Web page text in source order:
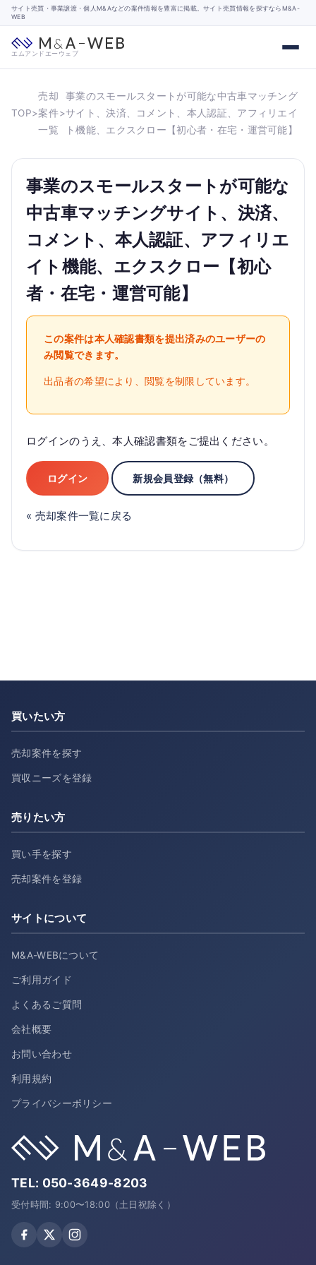
サイト売買・事業譲渡・個人M&Aなどの案件情報を豊富に掲載。サイト売買情報を探すならM&A-
WEB
エムアンドエーウェブ
TOP>
売却
案件
一覧
>
事業のスモールスタートが可能な中古車マッチング
サイト、決済、コメント、本人認証、アフィリエイ
ト機能、エクスクロー【初心者・在宅・運営可能】
事業のスモールスタートが可能な
中古車マッチングサイト、決済、
コメント、本人認証、アフィリエ
イト機能、エクスクロー【初心
者・在宅・運営可能】
この案件は本人確認書類を提出済みのユーザーの
み閲覧できます。
出品者の希望により、閲覧を制限しています。
ログインのうえ、本人確認書類をご提出ください。
ログイン 新規会員登録（無料）
« 売却案件一覧に戻る
買いたい方
売却案件を探す
買収ニーズを登録
売りたい方
買い手を探す
売却案件を登録
サイトについて
M&A-WEBについて
ご利用ガイド
よくあるご質問
会社概要
お問い合わせ
利用規約
プライバシーポリシー
TEL: 050-3649-8203
受付時間: 9:00〜18:00（土日祝除く）